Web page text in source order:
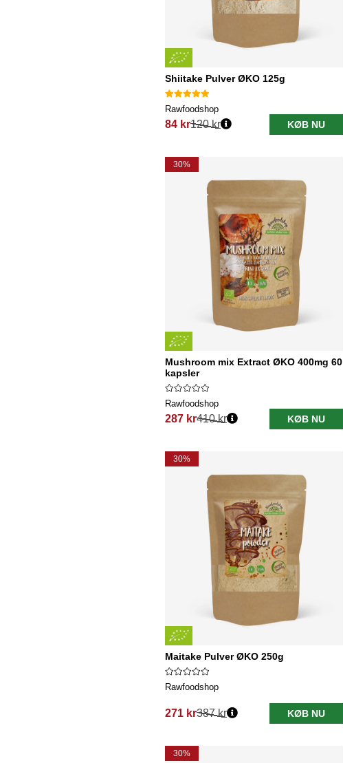
Shiitake Pulver ØKO 125g
Rawfoodshop
84 kr
Normalpris:
120 kr KØB NU
30%
Mushroom mix Extract ØKO 400mg 60
kapsler
Rawfoodshop
287 kr
Normalpris:
410 kr KØB NU
30%
Maitake Pulver ØKO 250g
Rawfoodshop
271 kr
Normalpris:
387 kr KØB NU
30%